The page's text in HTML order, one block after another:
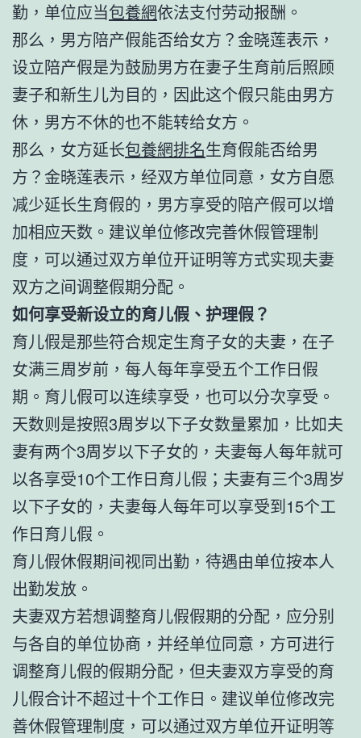
勤，单位应当包養網依法支付劳动报酬。
那么，男方陪产假能否给女方？金晓莲表示，
设立陪产假是为鼓励男方在妻子生育前后照顾
妻子和新生儿为目的，因此这个假只能由男方
休，男方不休的也不能转给女方。
那么，女方延长包養網排名生育假能否给男
方？金晓莲表示，经双方单位同意，女方自愿
减少延长生育假的，男方享受的陪产假可以增
加相应天数。建议单位修改完善休假管理制
度，可以通过双方单位开证明等方式实现夫妻
双方之间调整假期分配。
如何享受新设立的育儿假、护理假？
育儿假是那些符合规定生育子女的夫妻，在子
女满三周岁前，每人每年享受五个工作日假
期。育儿假可以连续享受，也可以分次享受。
天数则是按照3周岁以下子女数量累加，比如夫
妻有两个3周岁以下子女的，夫妻每人每年就可
以各享受10个工作日育儿假；夫妻有三个3周岁
以下子女的，夫妻每人每年可以享受到15个工
作日育儿假。
育儿假休假期间视同出勤，待遇由单位按本人
出勤发放。
夫妻双方若想调整育儿假假期的分配，应分别
与各自的单位协商，并经单位同意，方可进行
调整育儿假的假期分配，但夫妻双方享受的育
儿假合计不超过十个工作日。建议单位修改完
善休假管理制度，可以通过双方单位开证明等